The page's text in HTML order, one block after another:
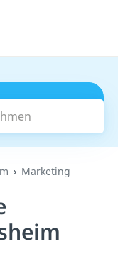
Marketing